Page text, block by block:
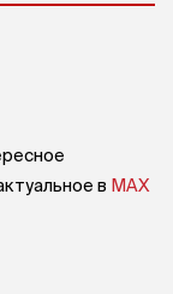
в MAX